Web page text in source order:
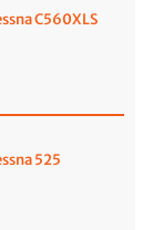
C560XLS
525